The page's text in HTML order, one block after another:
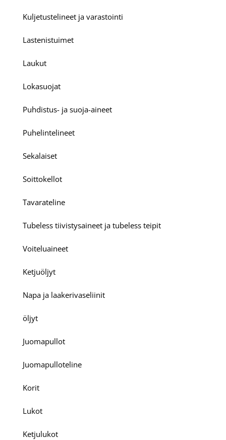
Kuljetustelineet ja varastointi
Lastenistuimet
Laukut
Lokasuojat
Puhdistus- ja suoja-aineet
Puhelintelineet
Sekalaiset
Soittokellot
Tavarateline
Tubeless tiivistysaineet ja tubeless teipit
Voiteluaineet
Ketjuöljyt
Napa ja laakerivaseliinit
öljyt
Juomapullot
Juomapulloteline
Korit
Lukot
Ketjulukot